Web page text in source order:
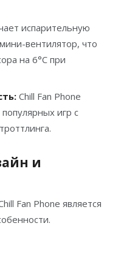
испарительную
вентилятор, что
на 6°C при
Chill Fan Phone
игр с
и
Fan Phone является